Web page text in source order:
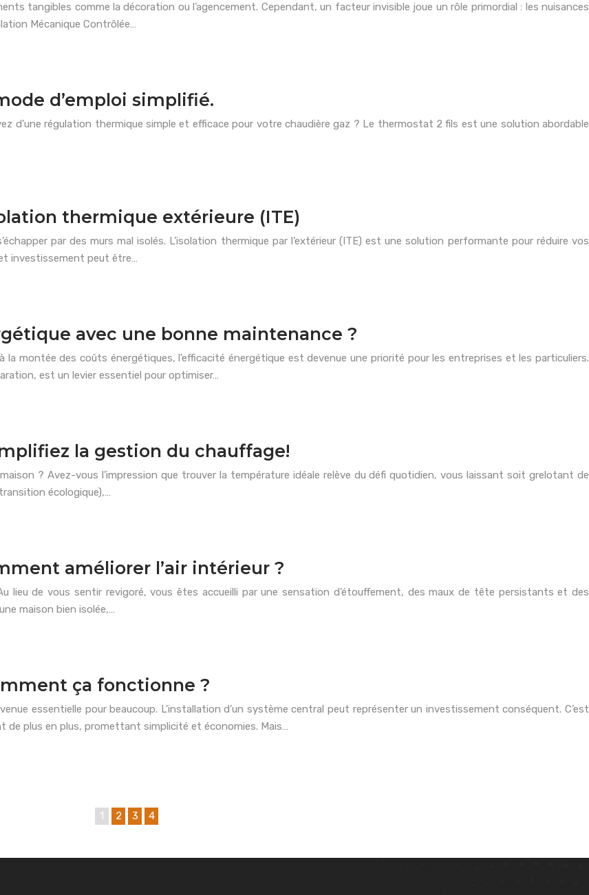
tangibles comme la décoration ou l’agencement. Cependant, un facteur invisible joue un rôle primordial : les nuisances
Mécanique Contrôlée…
d’emploi simplifié.
d’une régulation thermique simple et efficace pour votre chaudière gaz ? Le thermostat 2 fils est une solution abordable
thermique extérieure (ITE)
par des murs mal isolés. L’isolation thermique par l’extérieur (ITE) est une solution performante pour réduire vos
investissement peut être…
avec une bonne maintenance ?
montée des coûts énergétiques, l’efficacité énergétique est devenue une priorité pour les entreprises et les particuliers.
est un levier essentiel pour optimiser…
la gestion du chauffage!
? Avez-vous l’impression que trouver la température idéale relève du défi quotidien, vous laissant soit grelotant de
écologique),…
améliorer l’air intérieur ?
lieu de vous sentir revigoré, vous êtes accueilli par une sensation d’étouffement, des maux de tête persistants et des
maison bien isolée,…
ça fonctionne ?
essentielle pour beaucoup. L’installation d’un système central peut représenter un investissement conséquent. C’est
plus en plus, promettant simplicité et économies. Mais…
1 2 3 4